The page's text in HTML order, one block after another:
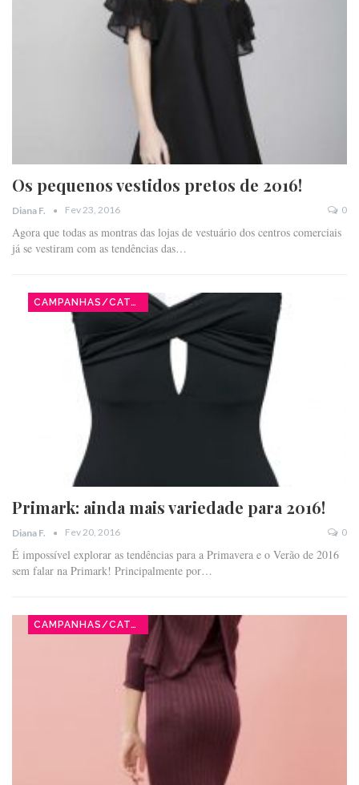
Os pequenos vestidos pretos de 2016!
Diana F. Fev 23, 2016 0
Agora que todas as montras das lojas de vestuário dos centros comerciais
já se vestiram com as tendências das…
CAMPANHAS/CATÁLOGOS
Primark: ainda mais variedade para 2016!
Diana F. Fev 20, 2016 0
É impossível explorar as tendências para a Primavera e o Verão de 2016
sem falar na Primark! Principalmente por…
CAMPANHAS/CATÁLOGOS